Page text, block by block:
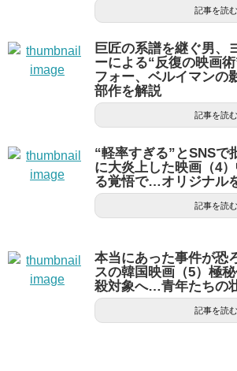
記事を読む
巨匠の系譜を継ぐ男、
ーによる“反復の映画
フォー、ベルイマンの
部作を解説
記事を読む
“軽率すぎる”とSNS
に大炎上した映画（4
る覚悟で…オリジナル
記事を読む
本当にあった事件が恐
スの韓国映画（5）極
殺対象へ…青年たちの
記事を読む